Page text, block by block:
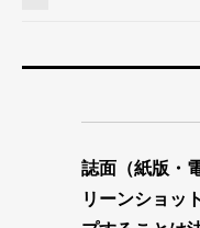
誌面（紙版・
リーンショッ